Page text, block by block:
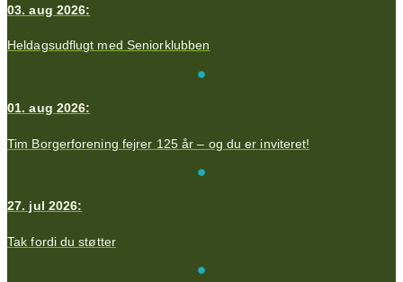
03. aug 2026:
Heldagsudflugt med Seniorklubben
01. aug 2026:
Tim Borgerforening fejrer 125 år – og du er inviteret!
27. jul 2026:
Tak fordi du støtter